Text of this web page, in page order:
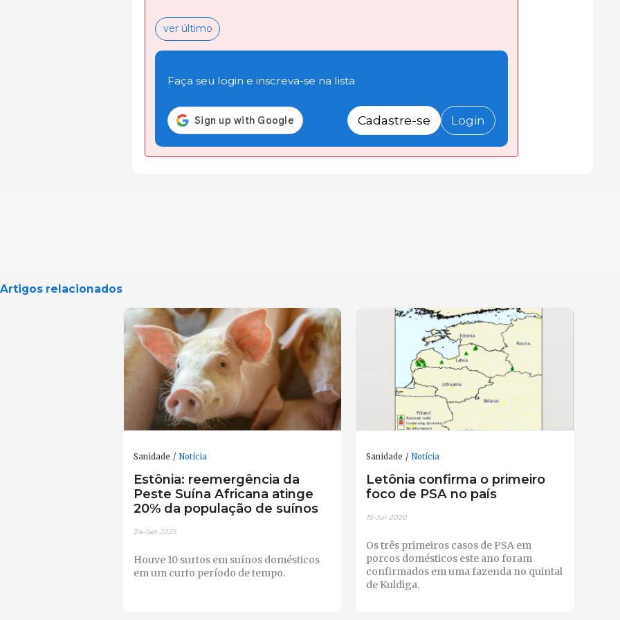
ver último
Faça seu login e inscreva-se na lista
Cadastre-se Login
Artigos relacionados
Sanidade Notícia
Estônia: reemergência da
Peste Suína Africana atinge
20% da população de suínos
24-Set-2025
Houve 10 surtos em suínos domésticos
em um curto período de tempo.
Sanidade Notícia
Letônia confirma o primeiro
foco de PSA no país
15-Jul-2020
Os três primeiros casos de PSA em
porcos domésticos este ano foram
confirmados em uma fazenda no quintal
de Kuldiga.